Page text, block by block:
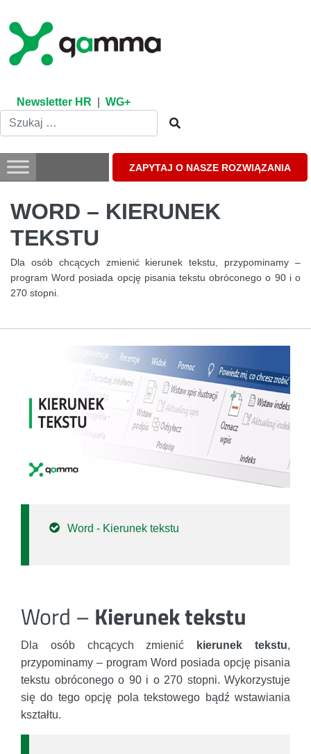
content
Newsletter HR WG+
ZAPYTAJ O NASZE ROZWIĄZANIA
WORD – KIERUNEK
TEKSTU
Dla osób chcących zmienić kierunek tekstu, przypominamy –
program Word posiada opcję pisania tekstu obróconego o 90 i o
270 stopni.
Word - Kierunek tekstu
Word – Kierunek tekstu
Dla osób chcących zmienić kierunek tekstu,
przypominamy – program Word posiada opcję pisania
tekstu obróconego o 90 i o 270 stopni. Wykorzystuje
się do tego opcję pola tekstowego bądź wstawiania
kształtu.